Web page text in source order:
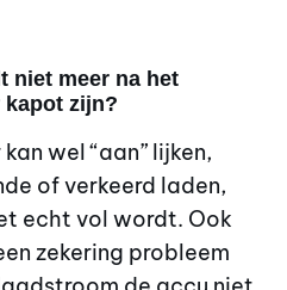
niet meer na het
kapot zijn?
wel “aan” lijken,
of verkeerd laden,
echt vol wordt. Ook
zekering probleem